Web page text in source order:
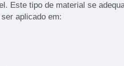
Este tipo de material se
aplicado em: